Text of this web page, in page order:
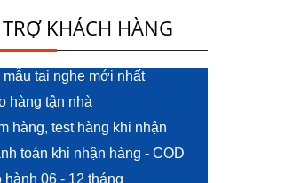
KHÁCH HÀNG
mẫu tai nghe mới nhất
hàng tận nhà
hàng, test hàng khi nhận
toán khi nhận hàng - COD
hành 06 - 12 tháng